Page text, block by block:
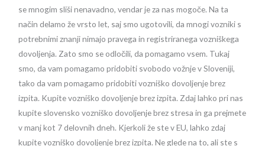
se mnogim sliši nenavadno, vendar je za nas mogoče. Na ta
način delamo že vrsto let, saj smo ugotovili, da mnogi vozniki s
potrebnimi znanji nimajo pravega in registriranega vozniškega
dovoljenja. Zato smo se odločili, da pomagamo vsem. Tukaj
smo, da vam pomagamo pridobiti svobodo vožnje v Sloveniji,
tako da vam pomagamo pridobiti vozniško dovoljenje brez
izpita. Kupite vozniško dovoljenje brez izpita. Zdaj lahko pri nas
kupite slovensko vozniško dovoljenje brez stresa in ga prejmete
v manj kot 7 delovnih dneh. Kjerkoli že ste v EU, lahko zdaj
kupite vozniško dovoljenje brez izpita. Ne glede na to, ali ste s